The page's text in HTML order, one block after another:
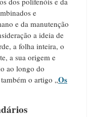
e
e da manutenção
a ideia de
a folha inteira, o
a sua origem e
ao longo do
o artigo „Os